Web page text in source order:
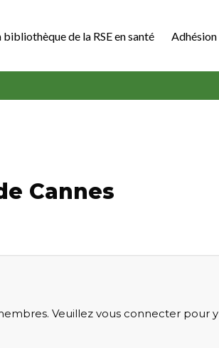
bibliothèque de la RSE en santé Adhésion
Cannes
Veuillez vous connecter pour y